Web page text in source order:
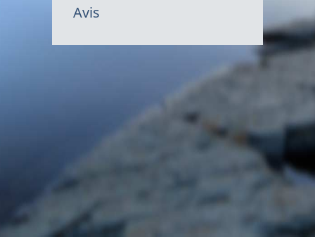
Avis
du